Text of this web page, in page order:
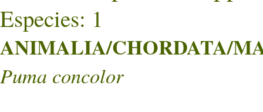
Especies: 1
ANIMALIA/CHORDATA/
Puma concolor